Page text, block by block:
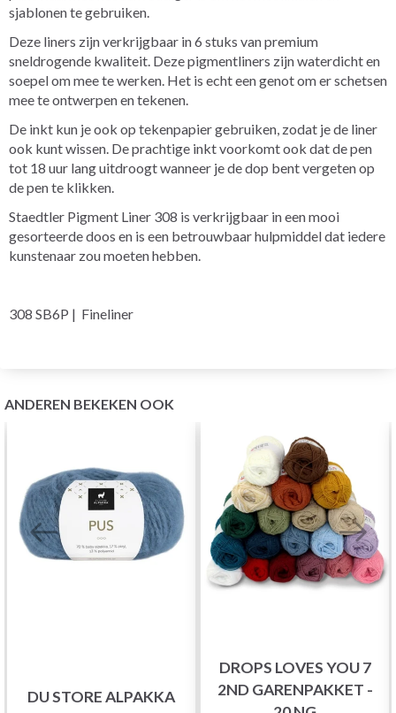
sjablonen te gebruiken.
Deze liners zijn verkrijgbaar in 6 stuks van premium
sneldrogende kwaliteit. Deze pigmentliners zijn waterdicht en
soepel om mee te werken. Het is echt een genot om er schetsen
mee te ontwerpen en tekenen.
De inkt kun je ook op tekenpapier gebruiken, zodat je de liner
ook kunt wissen. De prachtige inkt voorkomt ook dat de pen
tot 18 uur lang uitdroogt wanneer je de dop bent vergeten op
de pen te klikken.
Staedtler Pigment Liner 308 is verkrijgbaar in een mooi
gesorteerde doos en is een betrouwbaar hulpmiddel dat iedere
kunstenaar zou moeten hebben.
308 SB6P | Fineliner
ANDEREN BEKEKEN OOK
DU STORE ALPAKKA
DROPS LOVES YOU 7
2ND GARENPAKKET -